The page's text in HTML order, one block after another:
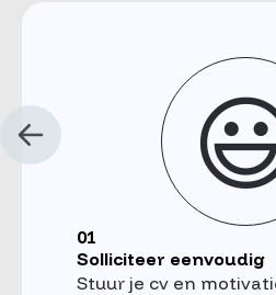
01
Solliciteer eenvoudig
Stuur je cv en